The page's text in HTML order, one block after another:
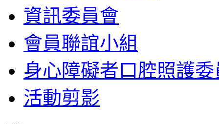
資訊委員會
會員聯誼小組
身心障礙者口腔照護委
活動剪影